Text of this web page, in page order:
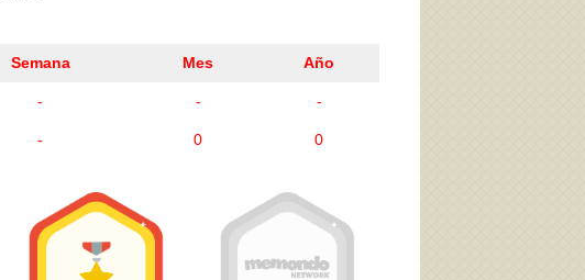
Semana Mes Año
- - -
- 0 0